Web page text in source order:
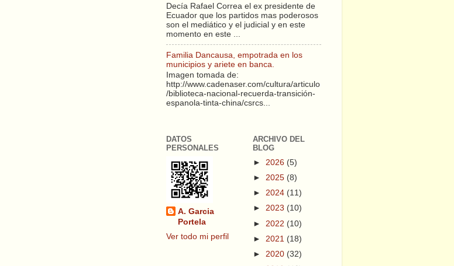
Decía Rafael Correa el ex presidente de
Ecuador que los partidos mas poderosos
son el mediático y el judicial y en este
momento en este ...
Familia Dancausa, empotrada en los
municipios y ariete en banca.
Imagen tomada de:
http://www.cadenaser.com/cultura/articulo
/biblioteca-nacional-recuerda-transición-
espanola-tinta-china/csrcs...
DATOS
PERSONALES
A. Garcia
Portela
Ver todo mi perfil
ARCHIVO DEL
BLOG
► 2026 (5)
► 2025 (8)
► 2024 (11)
► 2023 (10)
► 2022 (10)
► 2021 (18)
► 2020 (32)